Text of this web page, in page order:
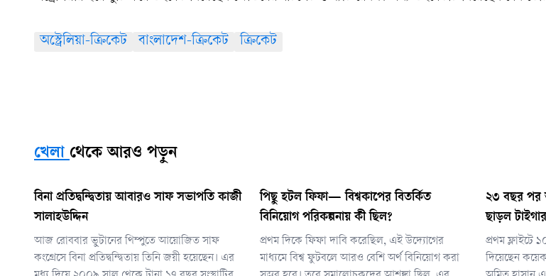
অস্ট্রেলিয়া-ক্রিকেট বাংলাদেশ-ক্রিকেট ক্রিকেট
খেলা থেকে আরও পড়ুন
বিনা প্রতিদ্বন্দ্বিতায় আবারও সাফ সভাপতি কাজী
সালাহউদ্দিন
আজ রোববার ভুটানের থিম্পুতে আয়োজিত সাফ
কংগ্রেসে বিনা প্রতিদ্বন্দ্বিতায় তিনি জয়ী হয়েছেন। এর
পিছু হটল ফিফা— বিশ্বকাপের বিতর্কিত
বিনিয়োগ পরিকল্পনায় কী ছিল?
প্রথম দিকে ফিফা দাবি করেছিল, এই উদ্যোগের
মাধ্যমে বিশ্ব ফুটবলে আরও বেশি অর্থ বিনিয়োগ করা
২৩ বছর পর
ছাড়ল
প্রথম ফ্লাইটে
দিয়েছেন